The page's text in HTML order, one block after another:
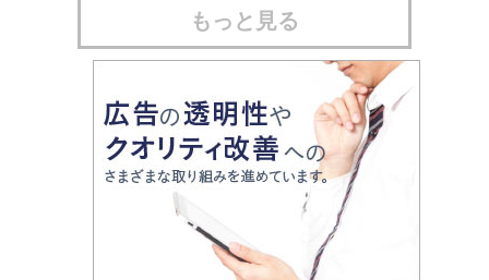
もっと見る